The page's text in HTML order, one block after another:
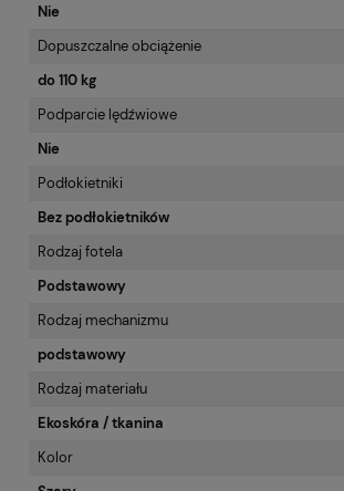
Nie
Dopuszczalne obciążenie
do 110 kg
Podparcie lędźwiowe
Nie
Podłokietniki
Bez podłokietników
Rodzaj fotela
Podstawowy
Rodzaj mechanizmu
podstawowy
Rodzaj materiału
Ekoskóra / tkanina
Kolor